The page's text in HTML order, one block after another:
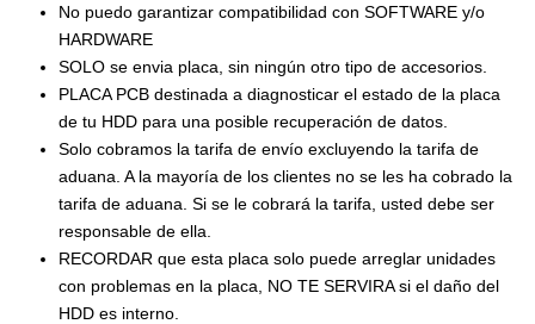
No puedo garantizar compatibilidad con SOFTWARE y/o
HARDWARE
SOLO se envia placa, sin ningún otro tipo de accesorios.
PLACA PCB destinada a diagnosticar el estado de la placa
de tu HDD para una posible recuperación de datos.
Solo cobramos la tarifa de envío excluyendo la tarifa de
aduana. A la mayoría de los clientes no se les ha cobrado la
tarifa de aduana. Si se le cobrará la tarifa, usted debe ser
responsable de ella.
RECORDAR que esta placa solo puede arreglar unidades
con problemas en la placa, NO TE SERVIRA si el daño del
HDD es interno.